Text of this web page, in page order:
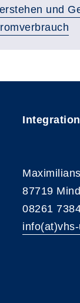
und
87719
08261